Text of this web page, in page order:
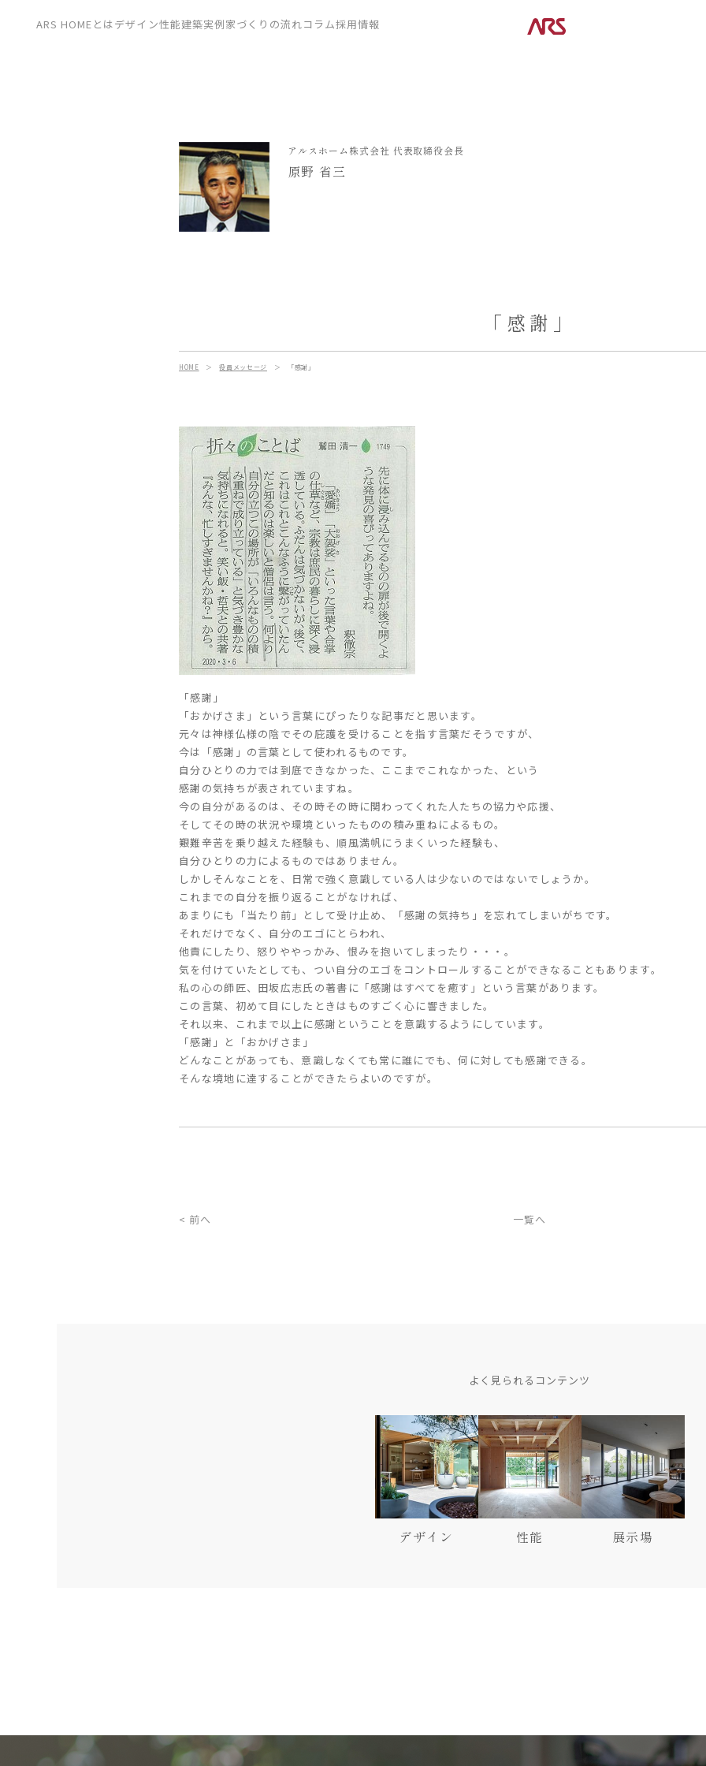
ARS HOMEとはデザイン性能建築実例家づくりの流れコラム採用情報
展示場
アルスホーム株式会社 代表取締役会長
原野 省三
「感謝」
HOME ＞役員メッセージ ＞ 「感謝」
「感謝」
「おかげさま」という言葉にぴったりな記事だと思います。
元々は神様仏様の陰でその庇護を受けることを指す言葉だそうですが、
今は「感謝」の言葉として使われるものです。
自分ひとりの力では到底できなかった、ここまでこれなかった、という
感謝の気持ちが表されていますね。
今の自分があるのは、その時その時に関わってくれた人たちの協力や応援、
そしてその時の状況や環境といったものの積み重ねによるもの。
艱難辛苦を乗り越えた経験も、順風満帆にうまくいった経験も、
自分ひとりの力によるものではありません。
しかしそんなことを、日常で強く意識している人は少ないのではないでしょうか。
これまでの自分を振り返ることがなければ、
あまりにも「当たり前」として受け止め、「感謝の気持ち」を忘れてしまいがちです。
それだけでなく、自分のエゴにとらわれ、
他責にしたり、怒りややっかみ、恨みを抱いてしまったり・・・。
気を付けていたとしても、つい自分のエゴをコントロールすることができなることもあります。
私の心の師匠、田坂広志氏の著書に「感謝はすべてを癒す」という言葉があります。
この言葉、初めて目にしたときはものすごく心に響きました。
それ以来、これまで以上に感謝ということを意識するようにしています。
「感謝」と「おかげさま」
どんなことがあっても、意識しなくても常に誰にでも、何に対しても感謝できる。
そんな境地に達することができたらよいのですが。
< 前へ 一覧へ
よく見られるコンテンツ
デザイン 性能 展示場